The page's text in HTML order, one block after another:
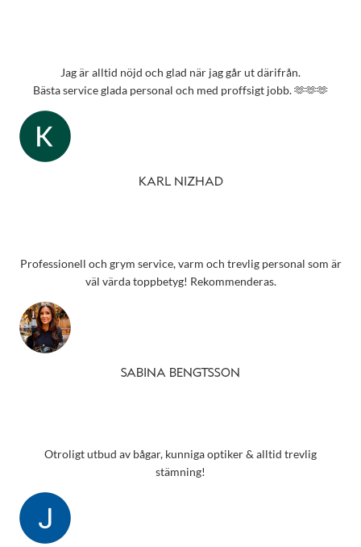
Jag är alltid nöjd och glad när jag går ut därifrån.
Bästa service glada personal och med proffsigt jobb. 🫶🫶🫶
KARL NIZHAD
Professionell och grym service, varm och trevlig personal som är
väl värda toppbetyg! Rekommenderas.
SABINA BENGTSSON
Otroligt utbud av bågar, kunniga optiker & alltid trevlig
stämning!